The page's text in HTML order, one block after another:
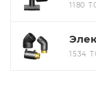
1180
1534